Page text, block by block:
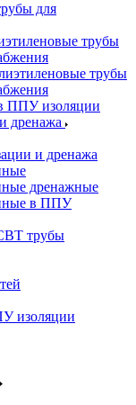
для
трубы
трубы
изоляции
дренажа
и дренажа
дренажные
в ППУ
трубы
изоляции